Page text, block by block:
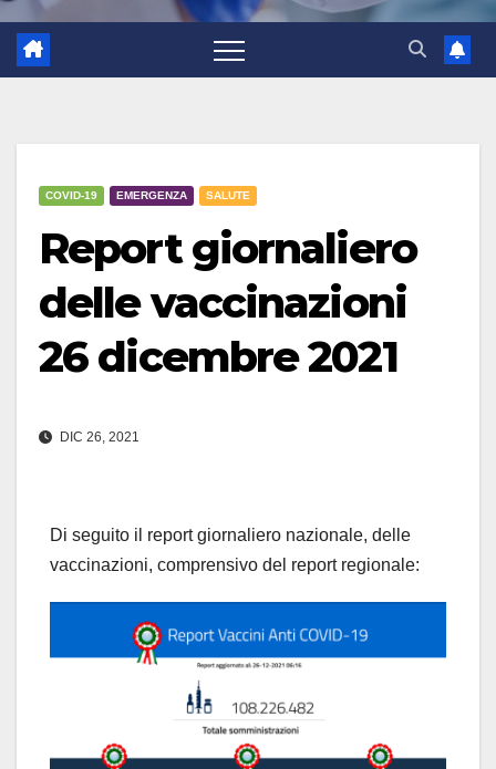
COVID-19 EMERGENZA SALUTE
Report giornaliero
delle vaccinazioni
26 dicembre 2021
DIC 26, 2021
Di seguito il report giornaliero nazionale, delle
vaccinazioni, comprensivo del report regionale: